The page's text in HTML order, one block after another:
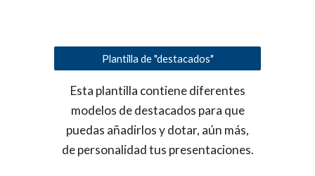
Plantilla de "destacados"
Esta plantilla contiene diferentes
modelos de destacados para que
puedas añadirlos y dotar, aún más,
de personalidad tus presentaciones.